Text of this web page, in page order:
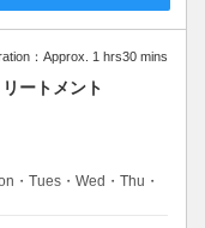
：Approx. 1 hrs30 mins
ートメント
・Tues・Wed・Thu・